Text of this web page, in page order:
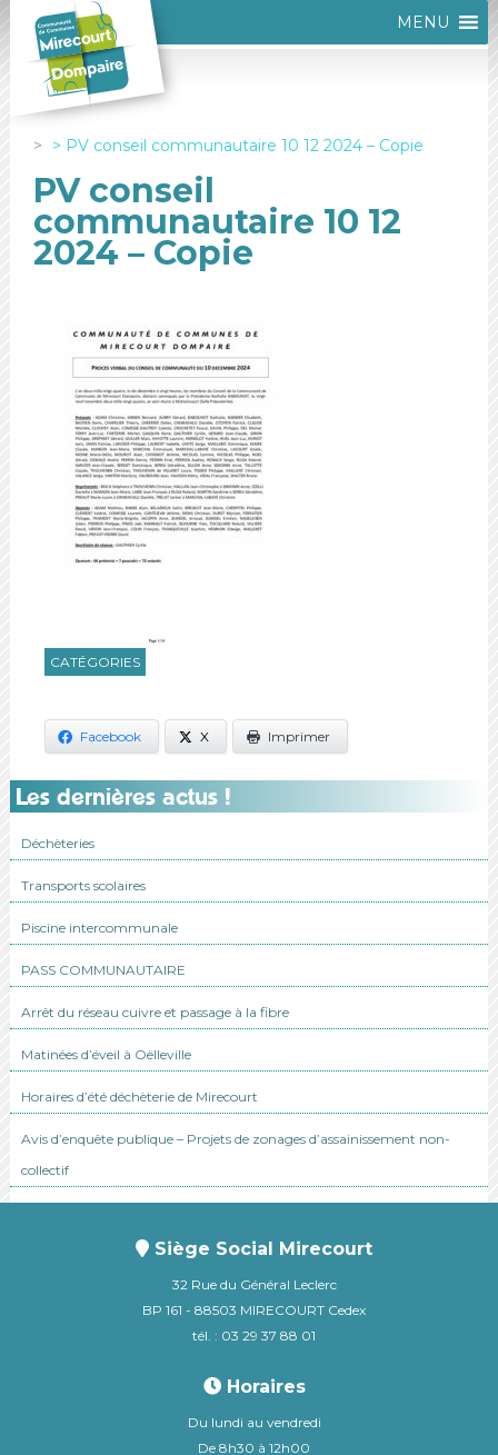
MENU
PV conseil communautaire 10 12 2024 – Copie
PV conseil
communautaire 10 12
2024 – Copie
CATÉGORIES
Facebook X Imprimer
Les dernières actus !
Déchèteries
Transports scolaires
Piscine intercommunale
PASS COMMUNAUTAIRE
Arrêt du réseau cuivre et passage à la fibre
Matinées d’éveil à Oëlleville
Horaires d’été déchèterie de Mirecourt
Avis d’enquête publique – Projets de zonages d’assainissement non-
collectif
Siège Social Mirecourt
32 Rue du Général Leclerc
BP 161 - 88503 MIRECOURT Cedex
tél. : 03 29 37 88 01
Horaires
Du lundi au vendredi
De 8h30 à 12h00